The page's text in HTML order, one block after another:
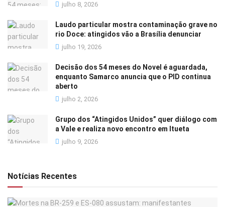
julho 8, 2026
Laudo particular mostra contaminação grave no
rio Doce: atingidos vão a Brasília denunciar
julho 19, 2026
Decisão dos 54 meses do Novel é aguardada,
enquanto Samarco anuncia que o PID continua
aberto
julho 2, 2026
Grupo dos “Atingidos Unidos” quer diálogo com
a Vale e realiza novo encontro em Itueta
julho 9, 2026
Notícias Recentes